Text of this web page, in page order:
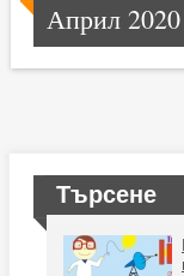
Април
Търсене